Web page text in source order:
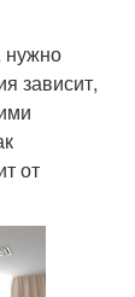
нужно
зависит,
от